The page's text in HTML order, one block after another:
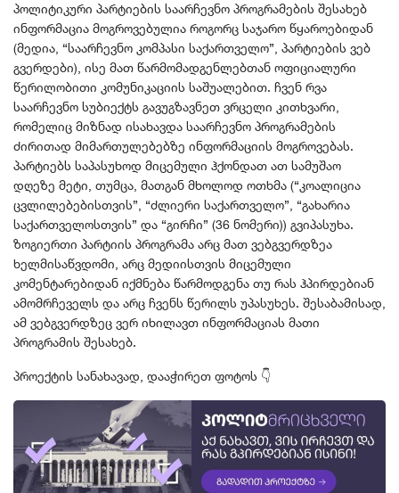
პოლიტიკური პარტიების საარჩევნო პროგრამების შესახებ
ინფორმაცია მოგროვებულია როგორც საჯარო წყაროებიდან
(მედია, “საარჩევნო კომპასი საქართველო”, პარტიების ვებ
გვერდები), ისე მათ წარმომადგენლებთან ოფიციალური
წერილობითი კომუნიკაციის საშუალებით. ჩვენ რვა
საარჩევნო სუბიექტს გავუგზავნეთ ვრცელი კითხვარი,
რომელიც მიზნად ისახავდა საარჩევნო პროგრამების
ძირითად მიმართულებებზე ინფორმაციის მოგროვებას.
პარტიებს საპასუხოდ მიცემული ჰქონდათ ათ სამუშაო
დღეზე მეტი, თუმცა, მათგან მხოლოდ ოთხმა (“კოალიცია
ცვლილებებისთვის”, “ძლიერი საქართველო”, “გახარია
საქართველოსთვის” და “გირჩი” (36 ნომერი)) გვიპასუხა.
ზოგიერთი პარტიის პროგრამა არც მათ ვებგვერდზეა
ხელმისაწვდომი, არც მედიისთვის მიცემული
კომენტარებიდან იქმნება წარმოდგენა თუ რას ჰპირდებიან
ამომრჩეველს და არც ჩვენს წერილს უპასუხეს. შესაბამისად,
ამ ვებგვერდზეც ვერ იხილავთ ინფორმაციას მათი
პროგრამის შესახებ.
პროექტის სანახავად, დააჭირეთ ფოტოს 👇